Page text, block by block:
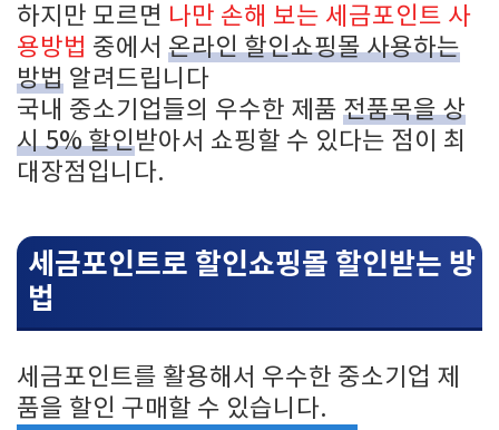
하지만 모르면 나만 손해 보는 세금포인트 사
용방법 중에서 온라인 할인쇼핑몰 사용하는
방법 알려드립니다
국내 중소기업들의 우수한 제품 전품목을 상
시 5% 할인받아서 쇼핑할 수 있다는 점이 최
대장점입니다.
세금포인트로 할인쇼핑몰 할인받는 방
법
세금포인트를 활용해서 우수한 중소기업 제
품을 할인 구매할 수 있습니다.